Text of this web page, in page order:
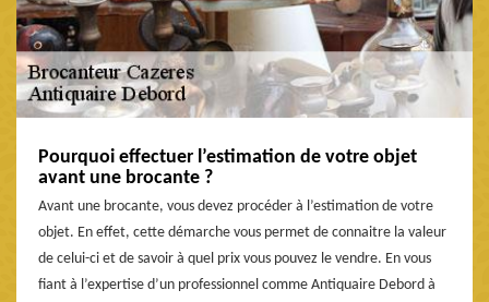
Pourquoi effectuer l’estimation de votre objet
avant une brocante ?
Avant une brocante, vous devez procéder à l’estimation de votre
objet. En effet, cette démarche vous permet de connaitre la valeur
de celui-ci et de savoir à quel prix vous pouvez le vendre. En vous
fiant à l’expertise d’un professionnel comme Antiquaire Debord à